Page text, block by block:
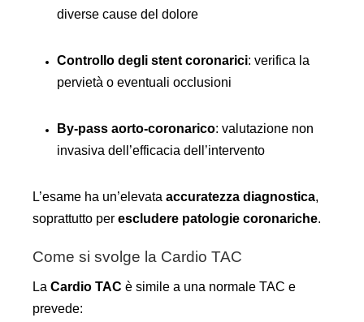
diverse cause del dolore
Controllo degli stent coronarici: verifica la
pervietà o eventuali occlusioni
By-pass aorto-coronarico: valutazione non
invasiva dell’efficacia dell’intervento
L’esame ha un’elevata accuratezza diagnostica,
soprattutto per escludere patologie coronariche.
Come si svolge la Cardio TAC
La Cardio TAC è simile a una normale TAC e
prevede: